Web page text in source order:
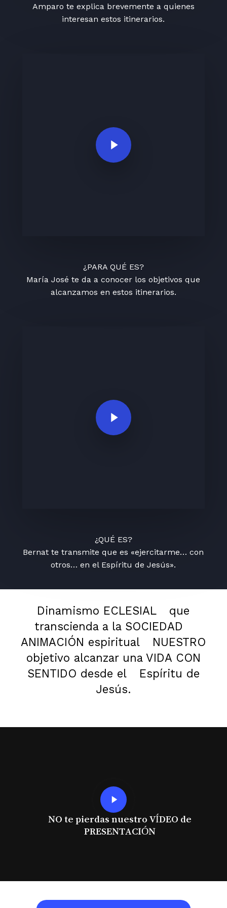
Amparo te explica brevemente a quienes
interesan estos itinerarios.
Play Video
¿PARA QUÉ ES?
María José te da a conocer los objetivos que
alcanzamos en estos itinerarios.
Play Video
¿QUÉ ES?
Bernat te transmite que es «ejercitarme… con
otros… en el Espíritu de Jesús».
Dinamismo ECLESIAL
que
transcienda a la SOCIEDAD
ANIMACIÓN espiritual
NUESTRO
objetivo alcanzar una VIDA CON
SENTIDO desde el
Espíritu de
Jesús.
Play
Video
NO te pierdas nuestro VÍDEO de
PRESENTACIÓN